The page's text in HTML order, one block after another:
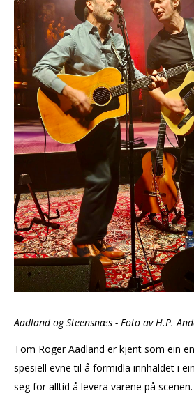
Aadland og Steensnæs - Foto av H.P.
Tom Roger Aadland er kjent som ein
spesiell evne til å formidla innhaldet i
seg for alltid å levera varene på